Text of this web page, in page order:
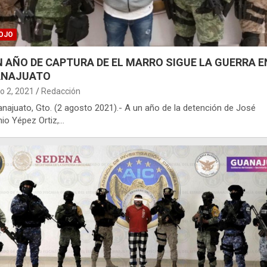
AÑO DE CAPTURA DE EL MARRO SIGUE LA GUERRA
2, 2021 Redacción
Gto. (2 agosto 2021).- A un año de la detención de José
Yépez Ortiz,…